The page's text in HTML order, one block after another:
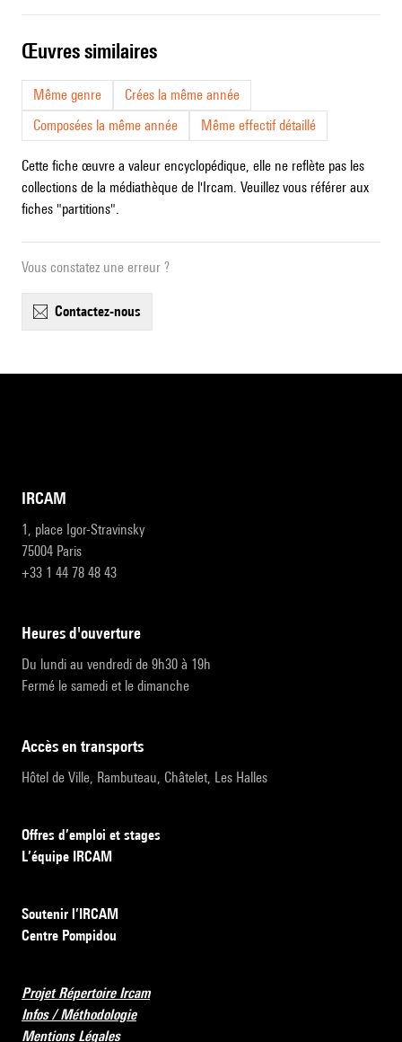
œuvres similaires
Même genre
Crées la même année
Composées la même année
Même effectif détaillé
Cette fiche œuvre a valeur encyclopédique, elle ne reflète pas les
collections de la médiathèque de l'Ircam. Veuillez vous référer aux
fiches "partitions".
Vous constatez une erreur ?
contactez-nous
IRCAM
1, place Igor-Stravinsky
75004 Paris
+33 1 44 78 48 43
heures d'ouverture
Du lundi au vendredi de 9h30 à 19h
Fermé le samedi et le dimanche
accès en transports
Hôtel de Ville, Rambuteau, Châtelet, Les Halles
Offres d’emploi et stages
L’équipe IRCAM
Soutenir l’IRCAM
Centre Pompidou
Projet Répertoire Ircam
Infos / Méthodologie
Mentions Légales